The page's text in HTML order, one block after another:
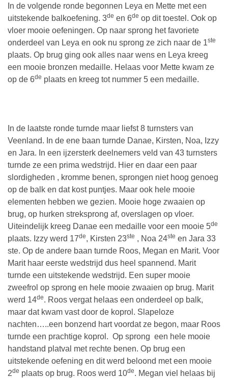
In de volgende ronde begonnen Leya en Mette met een
uitstekende balkoefening. 3de en 6de op dit toestel. Ook op
vloer mooie oefeningen. Op naar sprong het favoriete
onderdeel van Leya en ook nu sprong ze zich naar de 1ste
plaats. Op brug ging ook alles naar wens en Leya kreeg
een mooie bronzen medaille. Helaas voor Mette kwam ze
op de 6de plaats en kreeg tot nummer 5 een medaille.
In de laatste ronde turnde maar liefst 8 turnsters van
Veenland. In de ene baan turnde Danae, Kirsten, Noa, Izzy
en Jara. In een ijzersterk deelnemers veld van 43 turnsters
turnde ze een prima wedstrijd. Hier en daar een paar
slordigheden , kromme benen, sprongen niet hoog genoeg
op de balk en dat kost puntjes. Maar ook hele mooie
elementen hebben we gezien. Mooie hoge zwaaien op
brug, op hurken streksprong af, overslagen op vloer.
Uiteindelijk kreeg Danae een medaille voor een mooie 5de
plaats. Izzy werd 17de, Kirsten 23ste , Noa 24ste en Jara 33
ste. Op de andere baan turnde Roos, Megan en Marit. Voor
Marit haar eerste wedstrijd dus heel spannend. Marit
turnde een uitstekende wedstrijd. Een super mooie
zweefrol op sprong en hele mooie zwaaien op brug. Marit
werd 14de. Roos vergat helaas een onderdeel op balk,
maar dat kwam vast door de koprol. Slapeloze
nachten…..een bonzend hart voordat ze begon, maar Roos
turnde een prachtige koprol. Op sprong een hele mooie
handstand platval met rechte benen. Op brug een
uitstekende oefening en dit werd beloond met een mooie
2de plaats op brug. Roos werd 10de. Megan viel helaas bij